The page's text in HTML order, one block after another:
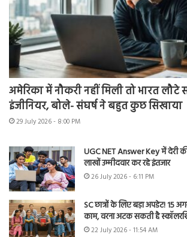
अमेरिका में नौकरी नहीं मिली तो भारत लौटे
इंजीनियर, बोले- संघर्ष ने बहुत कुछ सिखाया
29 July 2026 - 8:00 PM
UGC NET Answer Key में देरी
लाखों उम्मीदवार कर रहे इंतजार
26 July 2026 - 6:11 PM
SC छात्रों के लिए बड़ा अपडेट! 15
काम, वरना अटक सकती है
22 July 2026 - 11:54 AM